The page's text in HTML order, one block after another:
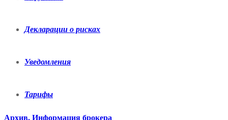
Декларации о рисках
Уведомления
Тарифы
Архив. Информация брокера